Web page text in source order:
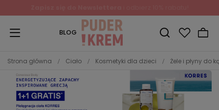
BLOG
Strona główna Ciało Kosmetyki dla dzieci Żele i płyny do